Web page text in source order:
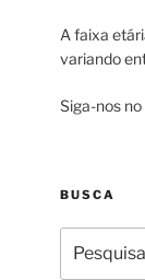
A faixa
variando
Siga-nos
BUSCA
por: